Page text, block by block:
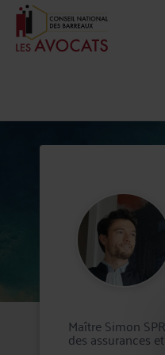
Maître Simon
des assurances